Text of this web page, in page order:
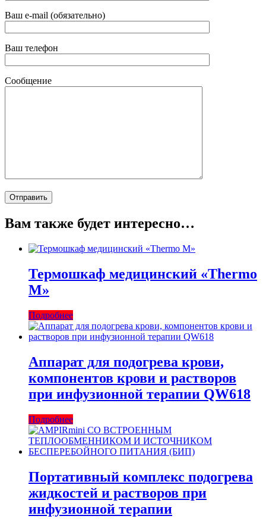
Ваш e-mail (обязательно)
Ваш телефон
Сообщение
Вам также будет интересно…
Термошкаф медицинский «Thermo
M»
Подробнее
Аппарат для подогрева крови,
компонентов крови и растворов
при инфузионной терапии QW618
Подробнее
Портативный комплекс подогрева
жидкостей и растворов при
инфузионной терапии